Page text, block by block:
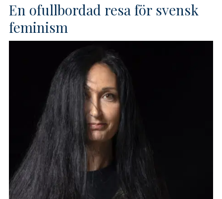
En ofullbordad resa för svensk
feminism